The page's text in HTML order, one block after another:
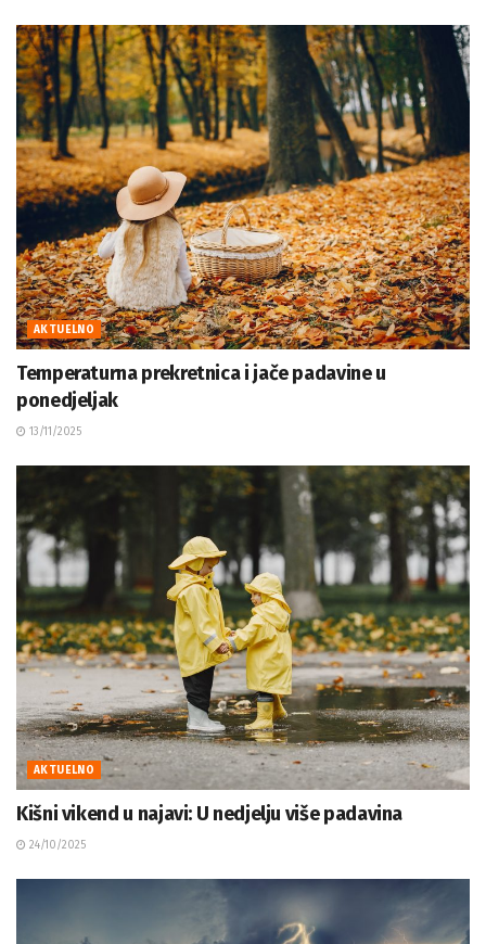
AKTUELNO
Temperaturna prekretnica i jače padavine u
ponedjeljak
13/11/2025
AKTUELNO
Kišni vikend u najavi: U nedjelju više padavina
24/10/2025